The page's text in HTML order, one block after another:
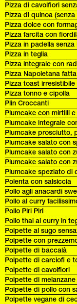
Pizza di cavolfiori
Pizza di quinoa
Pizza dolce con
Pizza farcita con
Pizza in padella senza
Pizza in teglia
Pizza integrale con
Pizza Napoletana
Pizza toast irresistibile
Pizza tonno e cipolla
Plin Croccanti
Plumcake con mirtilli
Plumcake integrale
Plumcake prosciutto,
Plumcake salato con
Plumcake salato con
Plumcake salato con
Plumcake speziato di
Polenta con salsiccia
Pollo agli anacardi
Pollo al curry
Pollo Piri Piri
Pollo thai al curry in
Polpette al sugo
Polpette con
Polpette di baccalà
Polpette di carciofi e
Polpette di cavolfiori
Polpette di
Polpette di pollo con
Polpette vegane di